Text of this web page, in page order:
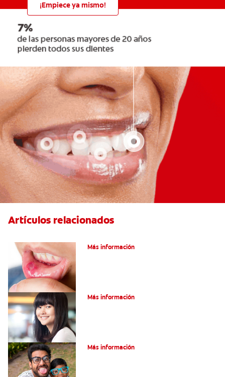
¡Empiece ya mismo!
Artículos relacionados
Más información
Más información
Más información